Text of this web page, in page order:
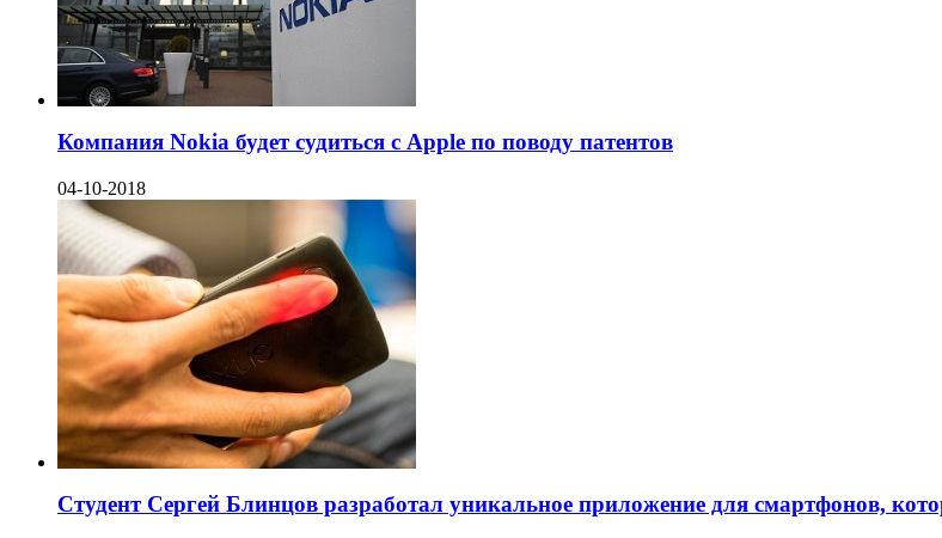
Компания Nokia будет судиться с Apple по поводу патентов
04-10-2018
Студент Сергей Блинцов разработал уникальное приложение для смартфонов,